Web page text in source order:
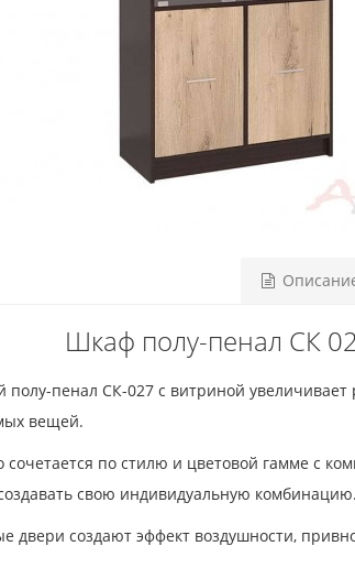
Шкаф полу-пенал СК
полу-пенал СК-027 с витриной увеличивает
вещей.
сочетается по стилю и цветовой гамме с
свою индивидуальную комбинацию.
двери создают эффект воздушности,